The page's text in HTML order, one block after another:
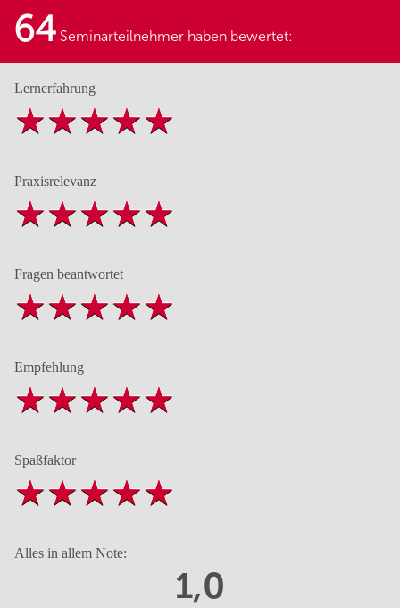
64 Seminarteilnehmer haben bewertet:
Lernerfahrung
Praxisrelevanz
Fragen beantwortet
Empfehlung
Spaßfaktor
Alles in allem Note:
1,0